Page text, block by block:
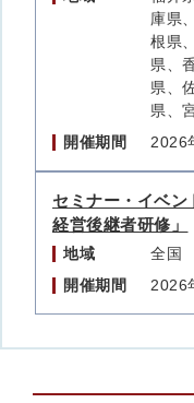
庫県
根県
県、
県、
県、
開催期間
2026
セミナー・イベ
経営後継者研修」
地域
全国
開催期間
2026